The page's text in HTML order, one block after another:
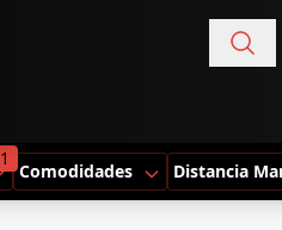
1
Comodidades Distancia